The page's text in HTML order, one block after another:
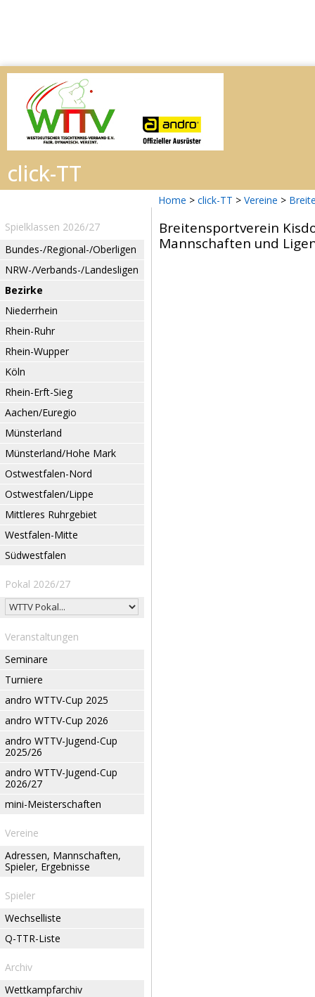
Home > click-TT > Vereine >
Spielklassen 2026/27
Bundes-/Regional-/Oberligen
NRW-/Verbands-/Landesligen
Bezirke
Niederrhein
Rhein-Ruhr
Rhein-Wupper
Köln
Rhein-Erft-Sieg
Aachen/Euregio
Münsterland
Münsterland/Hohe Mark
Ostwestfalen-Nord
Ostwestfalen/Lippe
Mittleres Ruhrgebiet
Westfalen-Mitte
Südwestfalen
Pokal 2026/27
Veranstaltungen
Seminare
Turniere
andro WTTV-Cup 2025
andro WTTV-Cup 2026
andro WTTV-Jugend-Cup
2025/26
andro WTTV-Jugend-Cup
2026/27
mini-Meisterschaften
Vereine
Adressen, Mannschaften,
Spieler, Ergebnisse
Spieler
Wechselliste
Q-TTR-Liste
Archiv
Wettkampfarchiv
Breitensportverein
Mannschaften und